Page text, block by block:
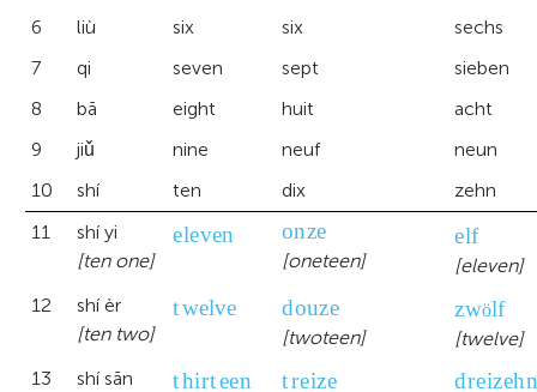
6
liù six six
sechs
7
qi seven sept
sieben
8
bā eight huit
acht
9
jiǔ nine neuf
neun
10
shí ten dix
zehn
11
shí yi
[ten one]
eleven onze
[oneteen]
elf
[eleven]
12
shí èr
[ten two]
twelve douze
[twoteen]
ö
zwölf
[twelve]
13
shí sān
thirteen treize